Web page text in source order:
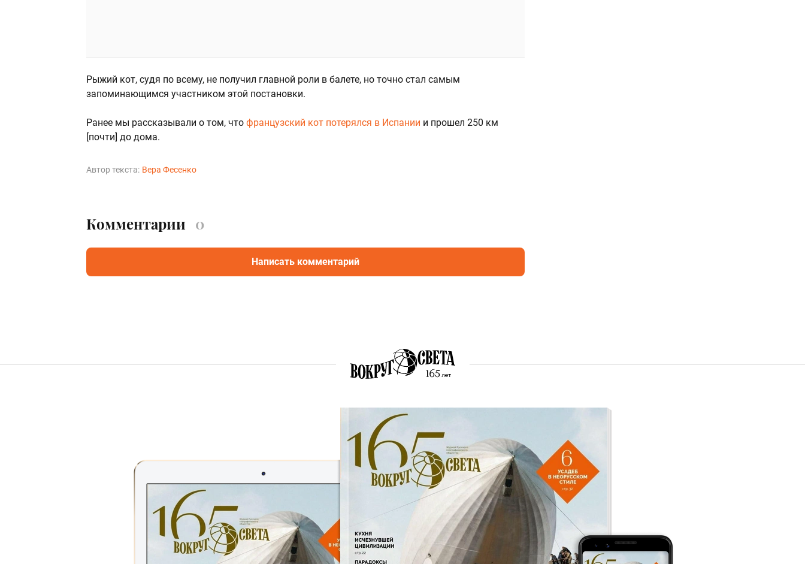
Рыжий кот, судя по всему, не получил главной роли в балете, но точно стал самым
запоминающимся участником этой постановки.
Ранее мы рассказывали о том, что французский кот потерялся в Испании и прошел 250 км
[почти] до дома.
Автор текста: Вера Фесенко
Комментарии 0
Написать комментарий